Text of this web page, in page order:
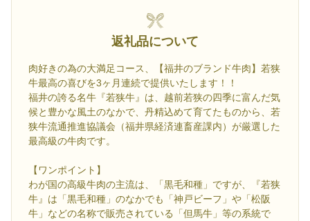
返礼品について
肉好きの為の大満足コース、【福井のブランド牛肉】若狭
牛最高の喜びを3ヶ月連続で提供いたします！！
福井の誇る名牛『若狭牛』は、越前若狭の四季に富んだ気
候と豊かな風土のなかで、丹精込めて育てたものから、若
狭牛流通推進協議会（福井県経済連畜産課内）が厳選した
最高級の牛肉です。
【ワンポイント】
わが国の高級牛肉の主流は、「黒毛和種」ですが、『若狭
牛』は「黒毛和種」のなかでも「神戸ビーフ」や「松阪
牛」などの名称で販売されている「但馬牛」等の系統で